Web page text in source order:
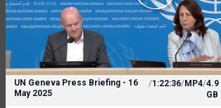
UN Geneva Press Briefing - 16
May 2025
/1:22:36/MP4/4.9
GB